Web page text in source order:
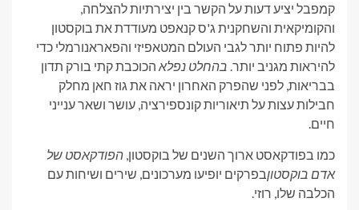
קמפבל יציע דעות על הקשר בין יצירתיות להצלחה,
והקומיקאית והשחקנית ג'ס קנאפט מעודדת את בוקסטון
להיות פתוח יותר לגבי העולם המטאפיזי והפאראנורמלי כדי
להיראות מגניב יותר. בהחלט נפלא הכוכבת קתי בורק תדון
בבריאות, לפני שהפרק האחרון יראה את גוז חאן מחלק
חבילות עצות על תיאוריות קונספירציה, עושר ושאר ענייני
חיים.
כמו בפודקאסט ארוך השנים של בוקסטון, הפודקאסט של
אדם בוקסטוןבפרקים יופיעו מערכונים, שירים ושיחות עם
הכלבה שלו, רוזי.